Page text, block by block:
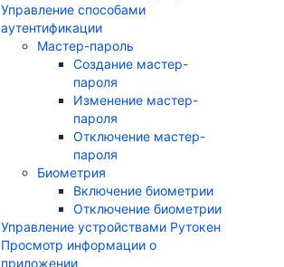
Управление способами
аутентификации
Мастер-пароль
Создание мастер-
пароля
Изменение мастер-
пароля
Отключение мастер-
пароля
Биометрия
Включение биометрии
Отключение биометрии
Управление устройствами Рутокен
Просмотр информации о
приложении